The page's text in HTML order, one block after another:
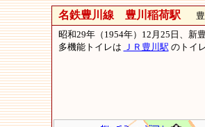
名鉄豊川線 豊川稲荷駅豊川
昭和29年（1954年）12月25日、新
多機能トイレは ＪＲ豊川駅 のトイ